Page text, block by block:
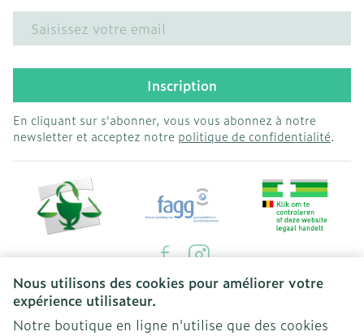
Nous utilisons des cookies pour améliorer votre
expérience utilisateur.
Notre boutique en ligne n'utilise que des cookies
Adresse mail
Inscription
En cliquant sur s'abonner, vous vous abonnez à notre
newsletter et acceptez notre politique de confidentialité.
Liens légaux